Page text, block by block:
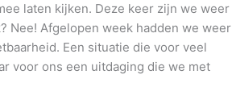
laten kijken. Deze keer zijn we weer
Nee! Afgelopen week hadden we weer
Een situatie die voor veel
voor ons een uitdaging die we met